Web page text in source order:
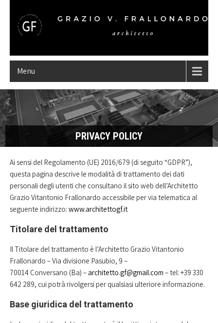
Menu
PRIVACY POLICY
Ai sensi del Regolamento (UE) 2016/679 (di seguito “GDPR”),
questa pagina descrive le modalità di trattamento dei dati
personali degli utenti che consultano il sito web dell’Architetto
Grazio Vitantonio Frallonardo accessibile per via telematica al
seguente indirizzo: www.architettogf.it
Titolare del trattamento
Il Titolare del trattamento è l’Architetto Grazio Vitantonio
Frallonardo – Via divisione Pasubio, 9 –
70014 Conversano (Ba) –architetto.gf@gmail.com – tel: +39 330
642 289, cui potrà rivolgersi per qualsiasi ulteriore informazione.
Base giuridica del trattamento